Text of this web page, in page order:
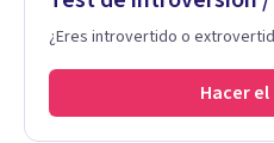
¿Eres introvertido o
Hacer